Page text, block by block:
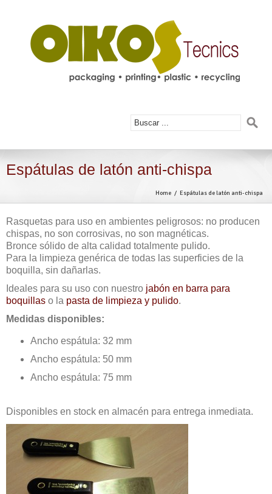
Espátulas de latón anti-chispa
Home Espátulas de latón anti-chispa
Rasquetas para uso en ambientes peligrosos: no producen
chispas, no son corrosivas, no son magnéticas.
Bronce sólido de alta calidad totalmente pulido.
Para la limpieza genérica de todas las superficies de la
boquilla, sin dañarlas.
Ideales para su uso con nuestro jabón en barra para
boquillas o la pasta de limpieza y pulido.
Medidas disponibles:
Ancho espátula: 32 mm
Ancho espátula: 50 mm
Ancho espátula: 75 mm
Disponibles en stock en almacén para entrega inmediata.